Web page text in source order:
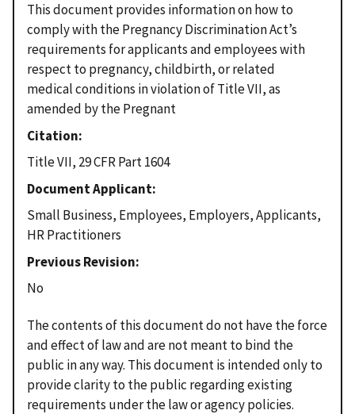
This document provides information on how to
comply with the Pregnancy Discrimination Act’s
requirements for applicants and employees with
respect to pregnancy, childbirth, or related
medical conditions in violation of Title VII, as
amended by the Pregnant
Citation
Title VII, 29 CFR Part 1604
Document Applicant
Small Business, Employees, Employers, Applicants,
HR Practitioners
Previous Revision
No
The contents of this document do not have the force
and effect of law and are not meant to bind the
public in any way. This document is intended only to
provide clarity to the public regarding existing
requirements under the law or agency policies.